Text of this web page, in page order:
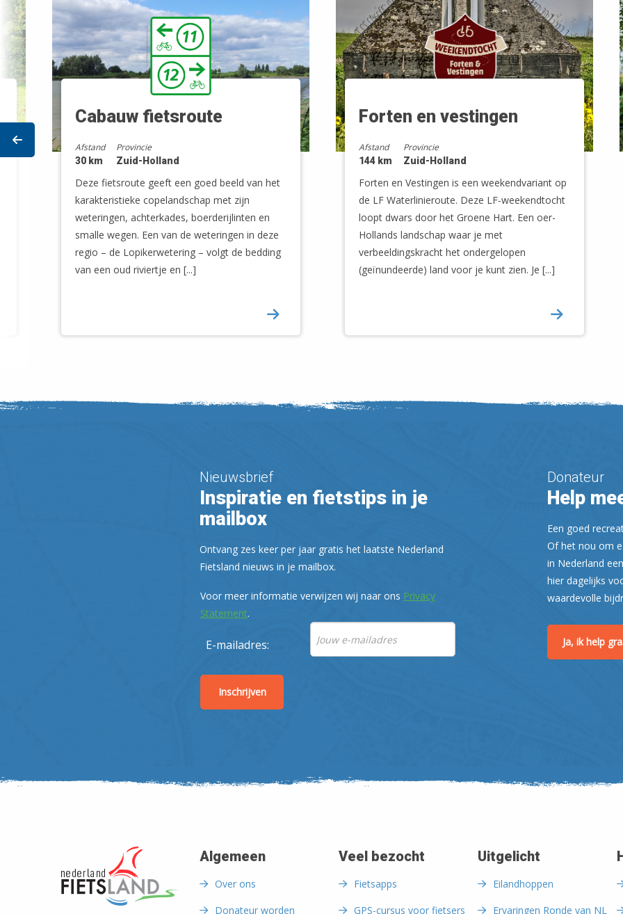
Prev
Cabauw fietsroute
Afstand
30 km
Provincie
Zuid-Holland
Deze fietsroute geeft een goed beeld van het
karakteristieke copelandschap met zijn
weteringen, achterkades, boerderijlinten en
smalle wegen. Een van de weteringen in deze
regio – de Lopikerwetering – volgt de bedding
van een oud riviertje en [...]
Forten en vestingen
Afstand
144 km
Provincie
Zuid-Holland
Forten en Vestingen is een weekendvariant op
de LF Waterlinieroute. Deze LF-weekendtocht
loopt dwars door het Groene Hart. Een oer-
Hollands landschap waar je met
verbeeldingskracht het ondergelopen
(geïnundeerde) land voor je kunt zien. Je [...]
Nieuwsbrief
Inspiratie en fietstips in je
mailbox
Ontvang zes keer per jaar gratis het laatste Nederland
Fietsland nieuws in je mailbox.
Voor meer informatie verwijzen wij naar ons Privacy
Statement.
E-mailadres:
Donateur
Help
Een goed
Of het nou om
in Nederland
hier dagelijks
waardevolle
Ja, ik help
Algemeen
Over ons
Donateur worden
Veel bezocht
Fietsapps
GPS-cursus voor fietsers
Uitgelicht
Eilandhoppen
Ervaringen Ronde van NL